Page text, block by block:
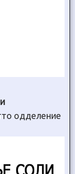
одделение